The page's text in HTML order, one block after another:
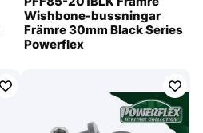
Wishbone-bussningar
Främre 30mm Black Series
Powerflex